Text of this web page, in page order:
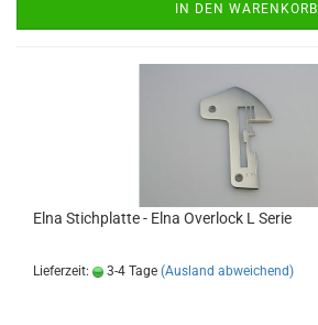
IN DEN WARENKORB
Elna Stichplatte - Elna Overlock L Serie
Lieferzeit: 3-4 Tage (Ausland abweichend)